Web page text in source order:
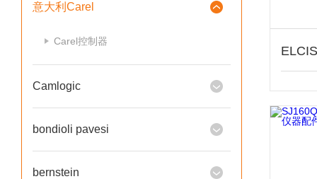
意大利Carel
Carel控制器
Camlogic
bondioli pavesi
bernstein